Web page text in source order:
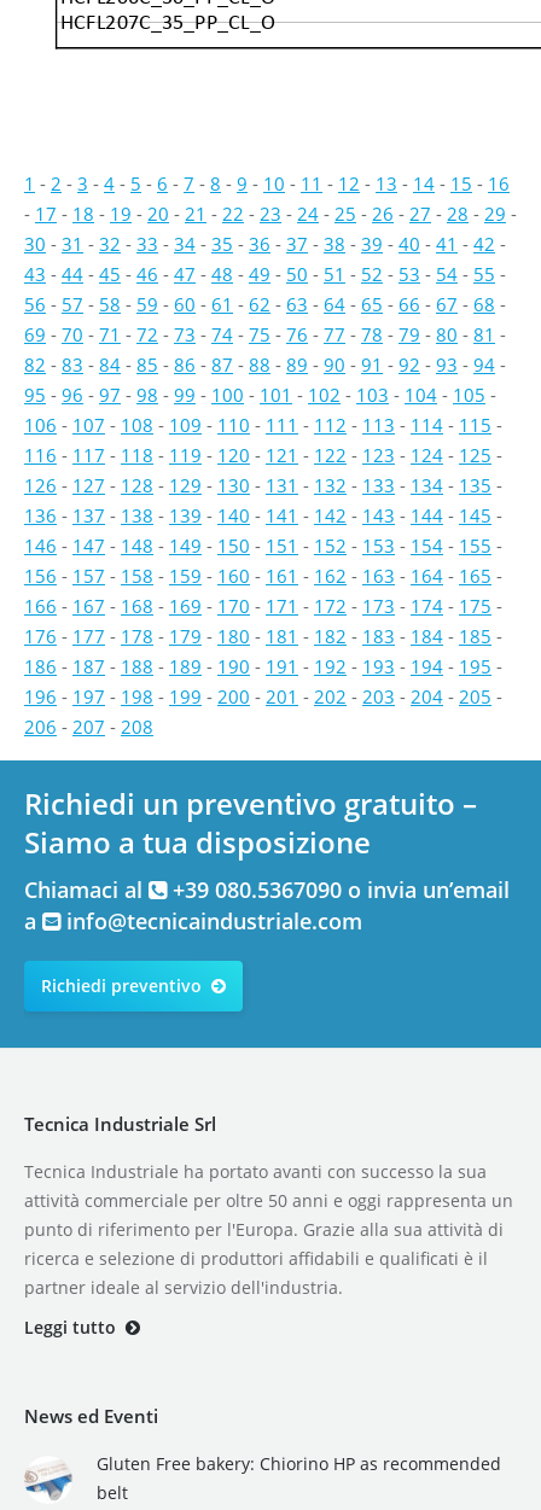
HCFL207C_35_PP_CL_O
1 - 2 - 3 - 4 - 5 - 6 - 7 - 8 - 9 - 10 - 11 - 12 - 13 - 14 - 15 - 16
- 17 - 18 - 19 - 20 - 21 - 22 - 23 - 24 - 25 - 26 - 27 - 28 - 29 -
30 - 31 - 32 - 33 - 34 - 35 - 36 - 37 - 38 - 39 - 40 - 41 - 42 -
43 - 44 - 45 - 46 - 47 - 48 - 49 - 50 - 51 - 52 - 53 - 54 - 55 -
56 - 57 - 58 - 59 - 60 - 61 - 62 - 63 - 64 - 65 - 66 - 67 - 68 -
69 - 70 - 71 - 72 - 73 - 74 - 75 - 76 - 77 - 78 - 79 - 80 - 81 -
82 - 83 - 84 - 85 - 86 - 87 - 88 - 89 - 90 - 91 - 92 - 93 - 94 -
95 - 96 - 97 - 98 - 99 - 100 - 101 - 102 - 103 - 104 - 105 -
106 - 107 - 108 - 109 - 110 - 111 - 112 - 113 - 114 - 115 -
116 - 117 - 118 - 119 - 120 - 121 - 122 - 123 - 124 - 125 -
126 - 127 - 128 - 129 - 130 - 131 - 132 - 133 - 134 - 135 -
136 - 137 - 138 - 139 - 140 - 141 - 142 - 143 - 144 - 145 -
146 - 147 - 148 - 149 - 150 - 151 - 152 - 153 - 154 - 155 -
156 - 157 - 158 - 159 - 160 - 161 - 162 - 163 - 164 - 165 -
166 - 167 - 168 - 169 - 170 - 171 - 172 - 173 - 174 - 175 -
176 - 177 - 178 - 179 - 180 - 181 - 182 - 183 - 184 - 185 -
186 - 187 - 188 - 189 - 190 - 191 - 192 - 193 - 194 - 195 -
196 - 197 - 198 - 199 - 200 - 201 - 202 - 203 - 204 - 205 -
206 - 207 - 208
Richiedi un preventivo gratuito –
Siamo a tua disposizione
Chiamaci al
+39 080.5367090 o invia un’email
a
info@tecnicaindustriale.com
Richiedi preventivo
Tecnica Industriale Srl
Tecnica Industriale ha portato avanti con successo la sua
attività commerciale per oltre 50 anni e oggi rappresenta un
punto di riferimento per l'Europa. Grazie alla sua attività di
ricerca e selezione di produttori affidabili e qualificati è il
partner ideale al servizio dell'industria.
Leggi tutto
News ed Eventi
Gluten Free bakery: Chiorino HP as recommended
belt